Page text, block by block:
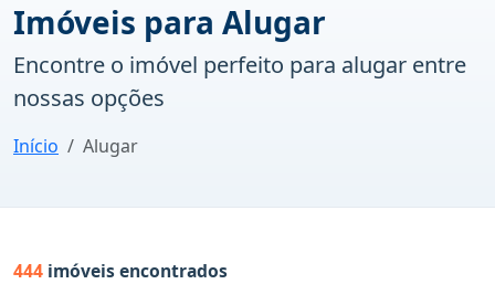
Imóveis para Alugar
Encontre o imóvel perfeito para alugar entre
nossas opções
Início Alugar
444 imóveis encontrados